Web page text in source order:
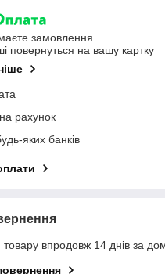
замовлення
повернуться на вашу картку
рахунок
яких банків
впродовж 14 днів за